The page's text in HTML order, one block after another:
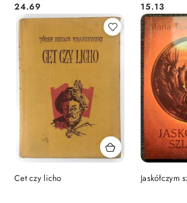
Cena:
24.69 Cena:
15.13
Cet czy licho Jaskółczym